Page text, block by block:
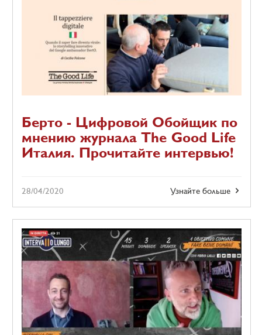
Берто - Цифровой Обойщик по
мнению журнала The Goоd Life
Италия. Прочитайте интервью!
Узнайте больше
28/04/2020